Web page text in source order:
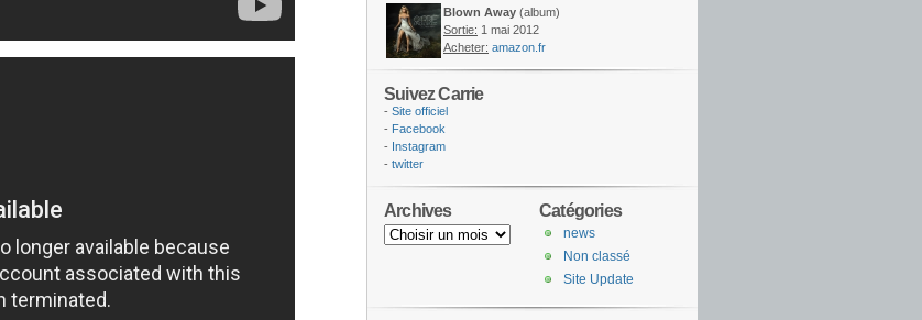
Blown Away (album)
Sortie: 1 mai 2012
Acheter: amazon.fr
Suivez Carrie
- Site officiel
- Facebook
- Instagram
- twitter
Catégories
news
Non classé
Site Update
Archives